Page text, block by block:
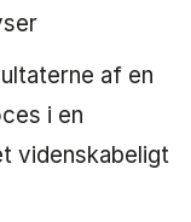
af en
i en
videnskabeligt